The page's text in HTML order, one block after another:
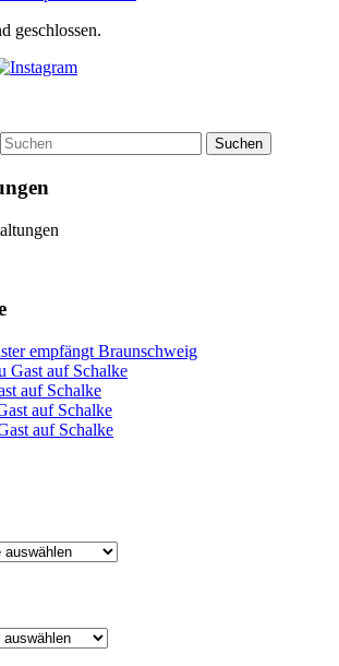
geschlossen.
Suchen
empfängt Braunschweig
Gast auf Schalke
auf Schalke
auf Schalke
auf Schalke